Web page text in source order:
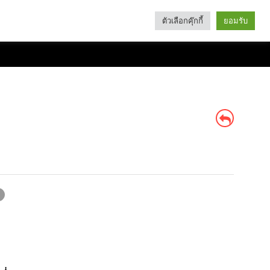
Categories
ตัวเลือกคุ๊กกี้ ยอมรับ